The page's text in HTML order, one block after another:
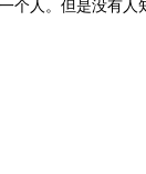
个人。但是没有